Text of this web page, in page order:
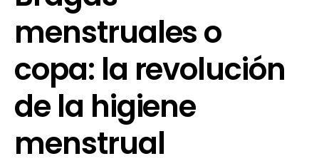
menstruales o
copa: la revolución
de la higiene
menstrual